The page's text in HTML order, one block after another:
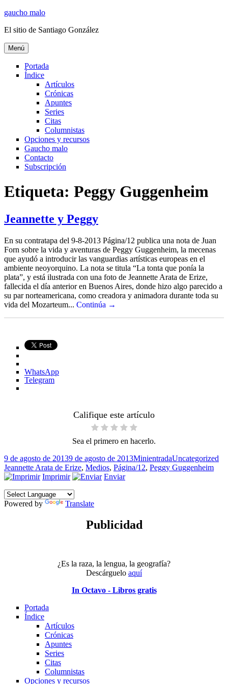
Ir
contenido
gaucho malo
El sitio de Santiago González
Menú
Portada
Índice
Artículos
Crónicas
Apuntes
Series
Citas
Columnistas
Opciones y recursos
Gaucho malo
Contacto
Subscripción
Etiqueta: Peggy Guggenheim
Jeannette y Peggy
En su contratapa del 9-8-2013 Página/12 publica una nota de Juan
Forn sobre la vida y aventuras de Peggy Guggenheim, la mecenas
que ayudó a introducir las vanguardias artísticas europeas en el
ambiente neoyorquino. La nota se titula “La tonta que ponía la
plata”, y está ilustrada con una foto de Jeannette Arata de Erize,
fallecida el día anterior en Buenos Aires, donde hizo algo parecido a
su par norteamericana, como creadora y animadora durante toda su
vida del Mozarteum... Continúa →
WhatsApp
Telegram
Califique este artículo
Sea el primero en hacerlo.
Publicado
el
9 de agosto de 20139 de agosto de 2013Formato
MinientradaCategorías
Uncategorized
Jeannette Arata de Erize, Medios, Página/12, Peggy Guggenheim
Imprimir
Enviar
Powered by Translate
Publicidad
¿Es la raza, la lengua, la geografía?
Descárguelo aquí
In Octavo - Libros gratis
Portada
Índice
Artículos
Crónicas
Apuntes
Series
Citas
Columnistas
Opciones y recursos